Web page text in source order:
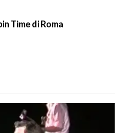
Time di Roma